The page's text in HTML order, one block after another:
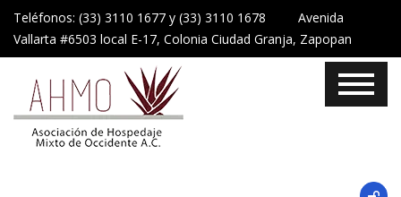
Teléfonos: (33) 3110 1677 y (33) 3110 1678 Avenida
Vallarta #6503 local E-17, Colonia Ciudad Granja, Zapopan